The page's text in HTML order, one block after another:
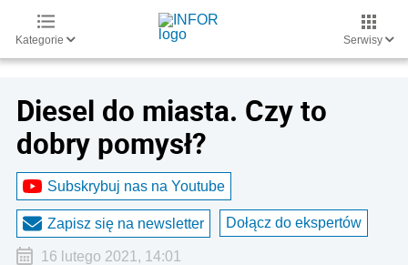
Kategorie Serwisy
Diesel do miasta. Czy to
dobry pomysł?
Subskrybuj nas na Youtube
Zapisz się na newsletter Dołącz do ekspertów
16 lutego 2021, 14:01